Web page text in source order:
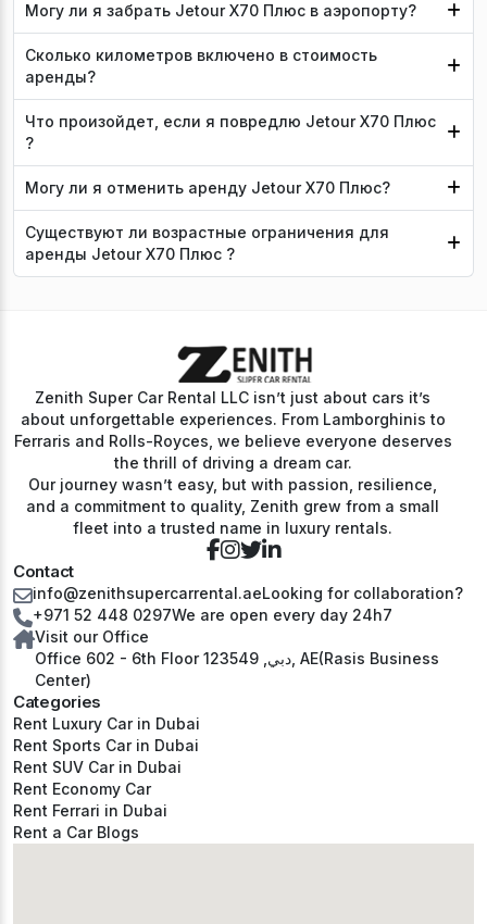
Могу ли я забрать Jetour X70 Плюс в аэропорту?
Сколько километров включено в стоимость
аренды?
Что произойдет, если я повредлю Jetour X70 Плюс
?
Могу ли я отменить аренду Jetour X70 Плюс?
Существуют ли возрастные ограничения для
аренды Jetour X70 Плюс ?
Zenith Super Car Rental LLC isn’t just about cars it’s
about unforgettable experiences. From Lamborghinis to
Ferraris and Rolls-Royces, we believe everyone deserves
the thrill of driving a dream car.
Our journey wasn’t easy, but with passion, resilience,
and a commitment to quality, Zenith grew from a small
fleet into a trusted name in luxury rentals.
Categories
Rent Luxury Car in Dubai
Rent Sports Car in Dubai
Rent SUV Car in Dubai
Rent Economy Car
Rent Ferrari in Dubai
Rent a Car Blogs
Contact
info@zenithsupercarrental.aeLooking for collaboration?
+971 52 448 0297We are open every day 24h7
Visit our Office
Office 602 - 6th Floor دبي, 123549, AE(Rasis Business
Center)